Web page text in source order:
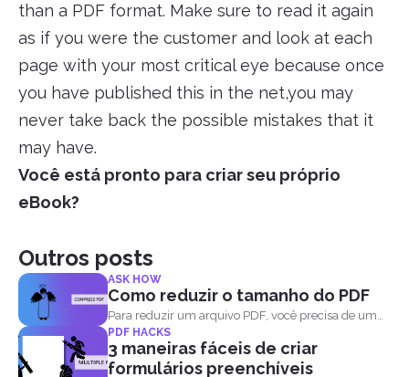
than a PDF format. Make sure to read it again
as if you were the customer and look at each
page with your most critical eye because once
you have published this in the net,you may
never take back the possible mistakes that it
may have.
Você está pronto para criar seu próprio
eBook?
Outros posts
ASK HOW
Como reduzir o tamanho do PDF
Para reduzir um arquivo PDF, você precisa de um
software...
PDF HACKS
3 maneiras fáceis de criar
formulários preenchíveis